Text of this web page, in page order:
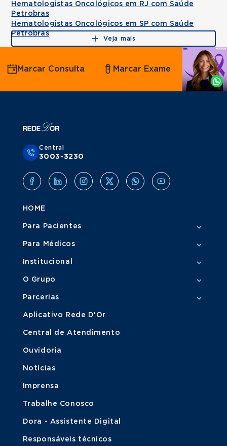
Hematologistas Oncológicos em RJ com Saúde
Petrobras
Hematologistas Oncológicos em SP com Saúde
Petrobras
Veja mais
Agende
por
Whatsapp
Marcar Consulta Marcar Exame
Central
3003-3230
HOME
Para Pacientes
Para Médicos
Institucional
O Grupo
Parcerias
Aplicativo Rede D'Or
Central de Atendimento
Ouvidoria
Notícias
Imprensa
Trabalhe Conosco
Dora - Assistente Digital
Responsáveis técnicos